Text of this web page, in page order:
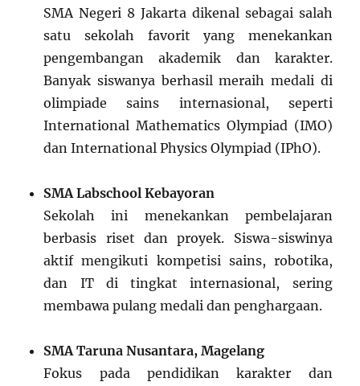
SMA Negeri 8 Jakarta dikenal sebagai salah
satu sekolah favorit yang menekankan
pengembangan akademik dan karakter.
Banyak siswanya berhasil meraih medali di
olimpiade sains internasional, seperti
International Mathematics Olympiad (IMO)
dan International Physics Olympiad (IPhO).
SMA Labschool Kebayoran
Sekolah ini menekankan pembelajaran
berbasis riset dan proyek. Siswa-siswinya
aktif mengikuti kompetisi sains, robotika,
dan IT di tingkat internasional, sering
membawa pulang medali dan penghargaan.
SMA Taruna Nusantara, Magelang
Fokus pada pendidikan karakter dan